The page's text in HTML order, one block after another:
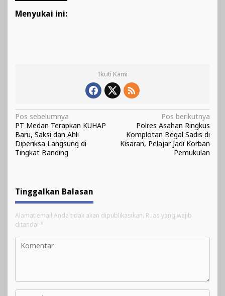
Menyukai ini:
Ikuti Kami
Navigasi
pos
Pos sebelumnya
PT Medan Terapkan KUHAP
Baru, Saksi dan Ahli
Diperiksa Langsung di
Tingkat Banding
Pos berikutnya
Polres Asahan Ringkus
Komplotan Begal Sadis di
Kisaran, Pelajar Jadi Korban
Pemukulan
Tinggalkan Balasan
Alamat email Anda tidak akan dipublikasikan. Ruas yang wajib
ditandai *